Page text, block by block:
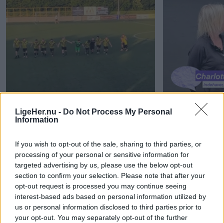
LigeHer.nu - Do Not Process My Personal
Information
If you wish to opt-out of the sale, sharing to third parties, or
processing of your personal or sensitive information for
targeted advertising by us, please use the below opt-out
section to confirm your selection. Please note that after your
opt-out request is processed you may continue seeing
interest-based ads based on personal information utilized by
us or personal information disclosed to third parties prior to
your opt-out. You may separately opt-out of the further
Skovsgaard sikrer historisk oprykning
Bilvask for
har fået en god